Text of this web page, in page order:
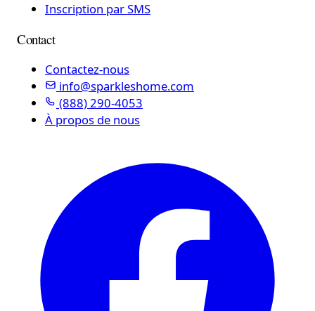
Inscription par SMS
Contact
Contactez-nous
info@sparkleshome.com
(888) 290-4053
À propos de nous